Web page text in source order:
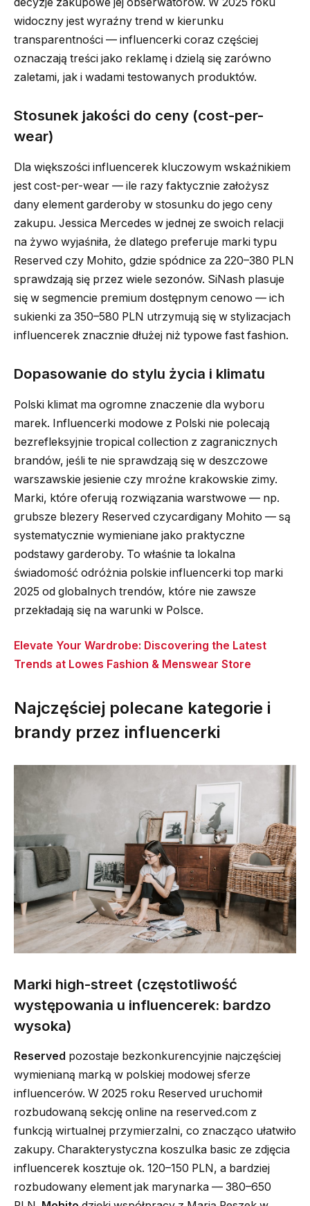
widoczny jest wyraźny trend w kierunku
transparentności — influencerki coraz częściej
oznaczają treści jako reklamę i dzielą się zarówno
zaletami, jak i wadami testowanych produktów.
Stosunek jakości do ceny (cost-per-
wear)
Dla większości influencerek kluczowym wskaźnikiem
jest cost-per-wear — ile razy faktycznie założysz
dany element garderoby w stosunku do jego ceny
zakupu. Jessica Mercedes w jednej ze swoich relacji
na żywo wyjaśniła, że dlatego preferuje marki typu
Reserved czy Mohito, gdzie spódnice za 220–380 PLN
sprawdzają się przez wiele sezonów. SiNash plasuje
się w segmencie premium dostępnym cenowo — ich
sukienki za 350–580 PLN utrzymują się w stylizacjach
influencerek znacznie dłużej niż typowe fast fashion.
Dopasowanie do stylu życia i klimatu
Polski klimat ma ogromne znaczenie dla wyboru
marek. Influencerki modowe z Polski nie polecają
bezrefleksyjnie tropical collection z zagranicznych
brandów, jeśli te nie sprawdzają się w deszczowe
warszawskie jesienie czy mroźne krakowskie zimy.
Marki, które oferują rozwiązania warstwowe — np.
grubsze blezery Reserved czycardigany Mohito — są
systematycznie wymieniane jako praktyczne
podstawy garderoby. To właśnie ta lokalna
świadomość odróżnia polskie influencerki top marki
2025 od globalnych trendów, które nie zawsze
przekładają się na warunki w Polsce.
Elevate Your Wardrobe: Discovering the Latest
Trends at Lowes Fashion & Menswear Store
Najczęściej polecane kategorie i
brandy przez influencerki
Marki high-street (częstotliwość
występowania u influencerek: bardzo
wysoka)
Reserved pozostaje bezkonkurencyjnie najczęściej
wymienianą marką w polskiej modowej sferze
influencerów. W 2025 roku Reserved uruchomił
rozbudowaną sekcję online na reserved.com z
funkcją wirtualnej przymierzalni, co znacząco ułatwiło
zakupy. Charakterystyczna koszulka basic ze zdjęcia
influencerek kosztuje ok. 120–150 PLN, a bardziej
rozbudowany element jak marynarka — 380–650